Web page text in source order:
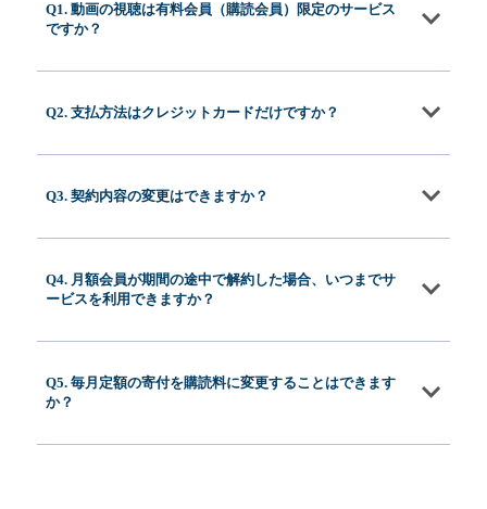
Q1. 動画の視聴は有料会員（購読会員）限定のサービス
ですか？
Q2. 支払方法はクレジットカードだけですか？
Q3. 契約内容の変更はできますか？
Q4. 月額会員が期間の途中で解約した場合、いつまでサ
ービスを利用できますか？
Q5. 毎月定額の寄付を購読料に変更することはできます
か？